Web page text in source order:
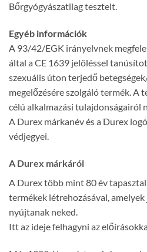
Bőrgyógyászatilag tesztelt.
Egyéb információk
A 93/42/EGK irányelvnek
által a CE 1639 jelöléssel
szexuális úton terjedő
megelőzésére szolgáló termék. A
célú alkalmazási tulajdonságairól
A Durex márkanév és a Durex
védjegyei.
A Durex márkáról
A Durex több mint 80 év
termékek létrehozásával,
nyújtanak neked.
Itt az ideje felhagyni az